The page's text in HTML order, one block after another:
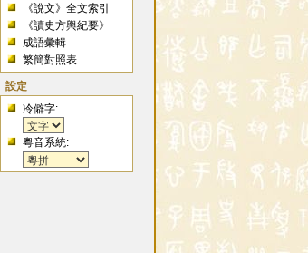
《說文》全文索引
《讀史方輿紀要》
成語彙輯
繁簡對照表
設定
冷僻字:
粵音系統: